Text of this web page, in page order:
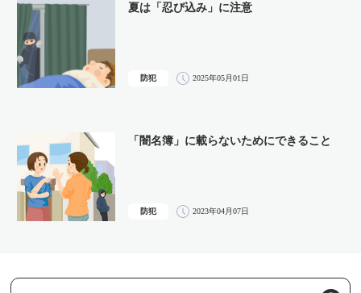
防犯 2025年05月01日
夏は「忍び込み」に注意
防犯 2023年04月07日
「闇名簿」に載らないためにできること